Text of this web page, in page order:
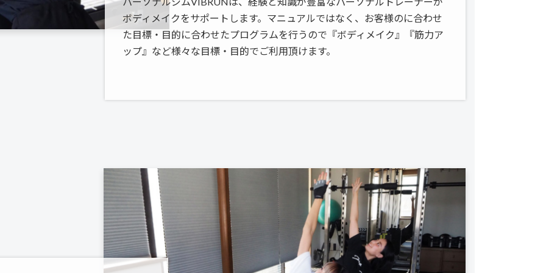
ボディメイクをサポートします。マニュアルではなく、お客様のに合わせ
た目標・目的に合わせたプログラムを行うので『ボディメイク』『筋力ア
ップ』など様々な目標・目的でご利用頂けます。